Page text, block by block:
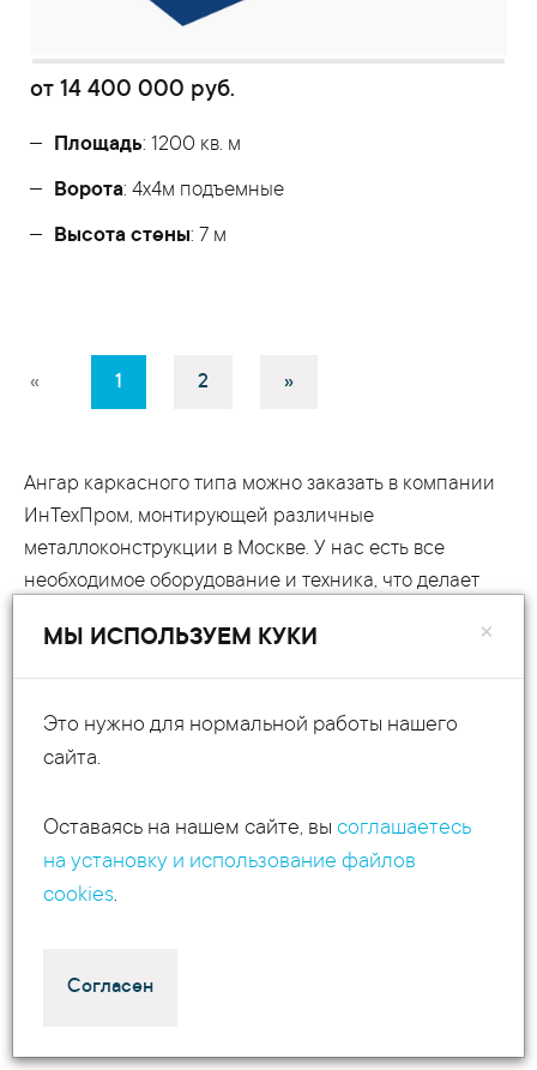
от 14 400 000 руб.
Площадь: 1200 кв. м
Ворота: 4х4м подъемные
Высота стены: 7 м
« 1 2 »
Ангар каркасного типа можно заказать в компании
ИнТехПром, монтирующей различные
металлоконструкции в Москве. У нас есть все
необходимое оборудование и техника, что делает
производителями материалов напрямую, поэтому
можем заметно снизить цены и сроки монтажа.
Стоимость конструкции зависит от объема:
приходится каждый раз подготавливать место и
текущий план, который неудобно менять.
×
МЫ ИСПОЛЬЗУЕМ КУКИ
Это нужно для нормальной работы нашего
сайта.
Оставаясь на нашем сайте, вы соглашаетесь
на установку и использование файлов
cookies.
Согласен